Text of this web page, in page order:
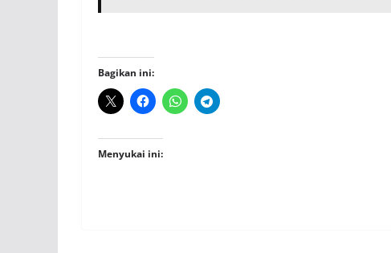
Bagikan ini:
Menyukai ini: